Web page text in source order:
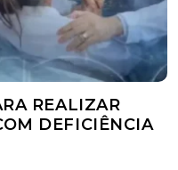
REALIZAR
DEFICIÊNCIA